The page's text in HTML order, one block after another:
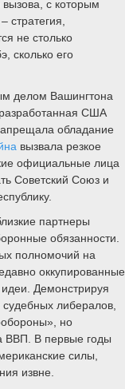
вызова, с которым
стратегия,
не столько
сколько его
делом Вашингтона
США
обладание
вызвала резкое
официальные лица
Советский Союз и
партнеры
обязанности.
полномочий на
оккупированные
идеи. Демонстрируя
либералов,
но
ВВП. В первые годы
силы,
извне.